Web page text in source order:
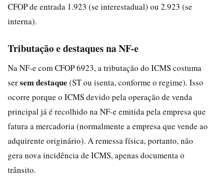
CFOP de entrada 1.923 (se interestadual) ou 2.923 (se
interna).
Tributação e destaques na NF-e
Na NF-e com CFOP 6923, a tributação do ICMS costuma
sersem destaque (ST ou isenta, conforme o regime). Isso
ocorre porque o ICMS devido pela operação de venda
principal já é recolhido na NF-e emitida pela empresa que
fatura a mercadoria (normalmente a empresa que vende ao
adquirente originário). A remessa física, portanto, não
gera nova incidência de ICMS, apenas documenta o
trânsito.